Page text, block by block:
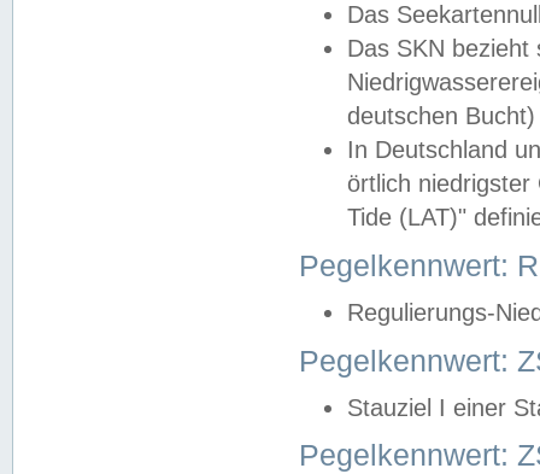
Das
Das SKN
deutschen
In Deutschland
örtlich
Tide (LAT)"
Pegelkennwert:
Regulierungs-
Pegelkennwert:
Stauziel I einer
Pegelkennwert: